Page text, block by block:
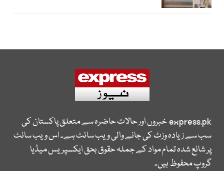
express.pkخبروں اور حالات حاضرہ سے متعلق پاکستان کی
سب سے زیادہ وزٹ کی جانے والی ویب سائٹ ہے۔ اس ویب سائٹ
پر شائع شدہ تمام مواد کے جملہ حقوق بحق ایکسپریس میڈیا
گروپ محفوظ ہیں۔